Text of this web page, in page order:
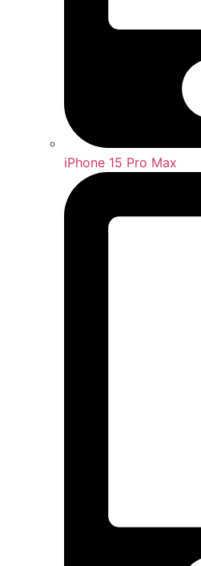
iPhone 15 Pro Max